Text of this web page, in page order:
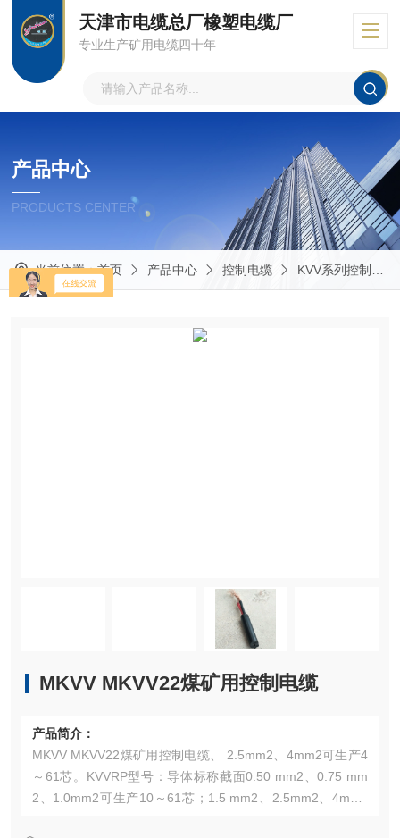
天津市电缆总厂橡塑电缆厂
专业生产矿用电缆四十年
产品中心
PRODUCTS CENTER
当前位置：首页 产品中心 控制电缆 KVV系列控制电缆
MKVV MKVV22煤矿用控制电缆
产品简介：
MKVV MKVV22煤矿用控制电缆、 2.5mm2、4mm2可生产4
～61芯。KVVRP型号：导体标称截面0.50 mm2、0.75 mm
2、1.0mm2可生产10～61芯；1.5 mm2、2.5mm2、4mm2